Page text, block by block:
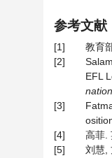
参考文献
[1]
教育
[2]
EFL
[3]
[4]
高菲.
[5]
刘慧,